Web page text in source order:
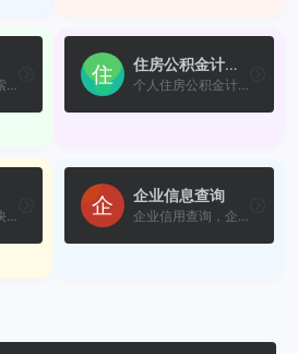
全球最牛逼的搜索引擎
住房公积金计算器
个人住房公积金计算器
帮助企业和个人快速、精确地...
企业信息查询
企业信用查询，企业信息实时查询